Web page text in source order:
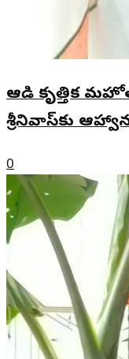
ఆడి కృత్తిక
శ్రీనివాస్‌కు
0